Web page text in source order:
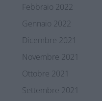
Febbraio 2022
Gennaio 2022
Dicembre 2021
Novembre 2021
Ottobre 2021
Settembre 2021